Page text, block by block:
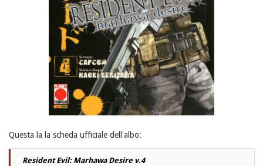
Questa la la scheda ufficiale dell'albo:
Resident Evil: Marhawa Desire v.4